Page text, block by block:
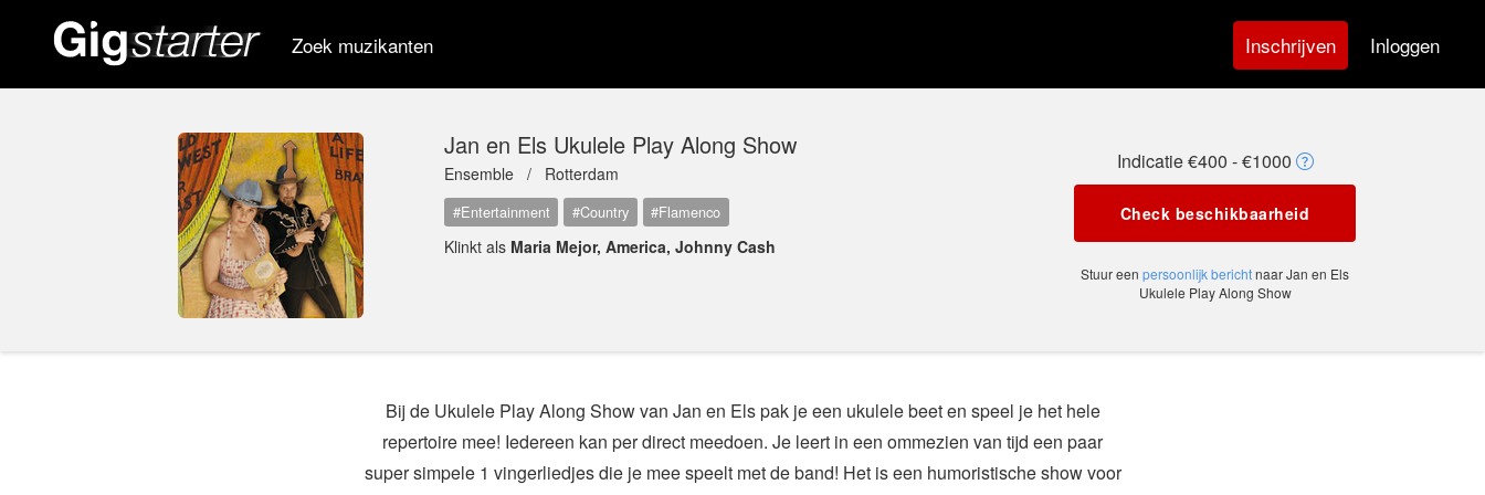
Zoek muzikanten Inschrijven Inloggen
Jan en Els Ukulele Play Along Show
Ensemble / Rotterdam
#Entertainment #Country #Flamenco
Klinkt als Maria Mejor, America, Johnny Cash
Indicatie €400 - €1000
Check beschikbaarheid
Stuur een persoonlijk berichtnaar Jan en Els
Ukulele Play Along Show
Bij de Ukulele Play Along Show van Jan en Els pak je een ukulele beet en speel je het hele
repertoire mee! Iedereen kan per direct meedoen. Je leert in een ommezien van tijd een paar
super simpele 1 vingerliedjes die je mee speelt met de band! Het is een humoristische show voor